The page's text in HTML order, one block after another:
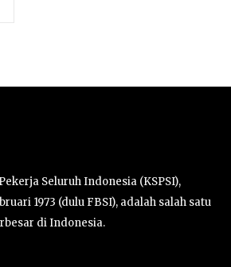
Seluruh Indonesia (KSPSI),
1973 (dulu FBSI), adalah salah satu
di Indonesia.